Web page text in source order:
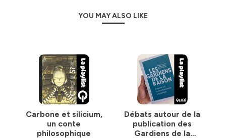
YOU MAY ALSO LIKE
Carbone et silicium,
un conte
philosophique
Débats autour de la
publication des
Gardiens de la